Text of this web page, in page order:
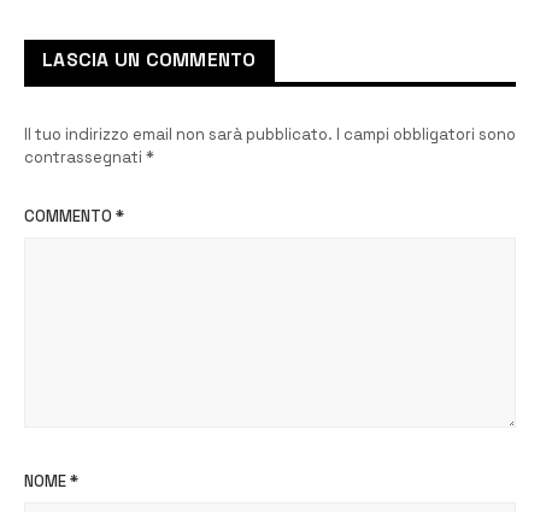
LASCIA UN COMMENTO
Il tuo indirizzo email non sarà pubblicato. I campi obbligatori sono
contrassegnati *
COMMENTO *
NOME*